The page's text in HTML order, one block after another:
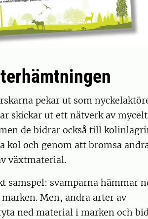
pekar ut som
skickar ut ett nätverk av
de bidrar också till
kol och genom att bromsa
växtmaterial.
samspel: svamparna hämmar
Men, andra arter av
ned material i marken och